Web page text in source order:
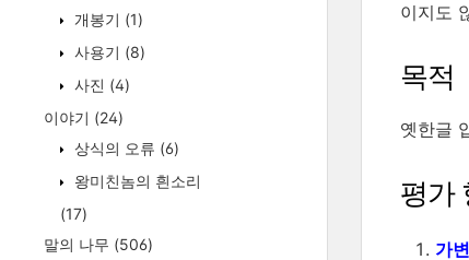
개봉기 (1)
사용기 (8)
사진 (4)
이야기 (24)
상식의 오류 (6)
왕미친놈의 흰소리
(17)
말의 나무 (506)
이지도
목적
옛한글
평가
가